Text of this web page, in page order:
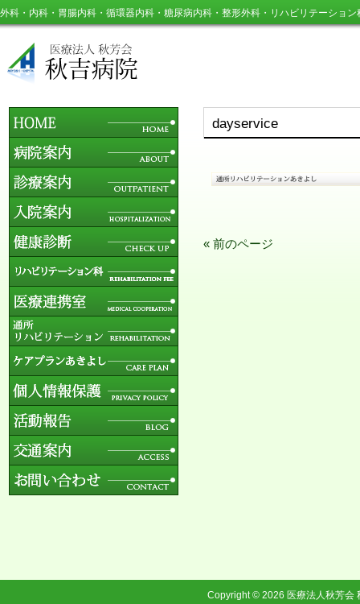
外科・内科・胃腸内科・循環器内科・糖尿病内科・整形外科・リハビリテーション
dayservice
« 前のページ
Copyright © 2026 医療法人秋芳会